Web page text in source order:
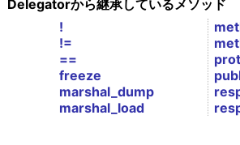
Delegatorから継承しているメソッド
!
!=
==
freeze
marshal_dump
marshal_load